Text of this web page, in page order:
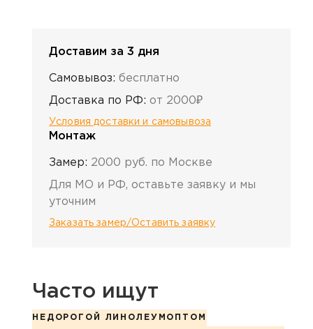
Доставим за 3 дня
Самовывоз: бесплатно
Доставка по РФ: от 2000₽
Условия доставки и самовывоза
Монтаж
Замер: 2000 руб. по Москве
Для МО и РФ, оставьте заявку и мы
уточним
Заказать замер/Оставить заявку
Часто ищут
НЕДОРОГОЙ ЛИНОЛЕУМ ОПТОМ